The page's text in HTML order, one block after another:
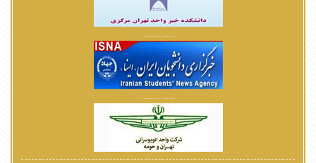
................
................